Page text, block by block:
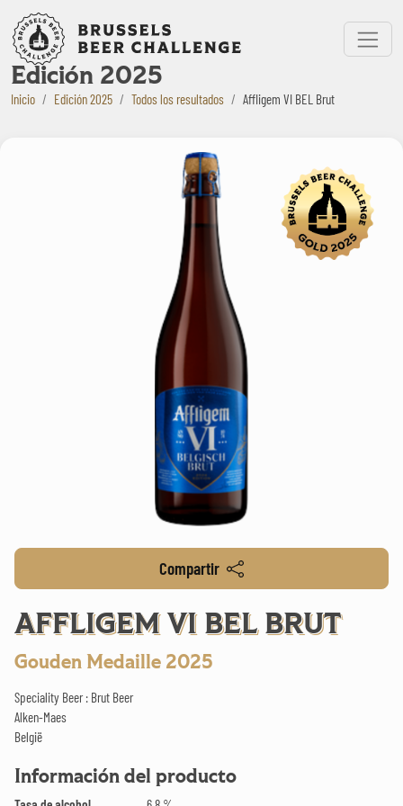
Bruxelles Beer Challenge
Menu
Edición 2025
Inicio Edición 2025 Todos los resultados Affligem VI BEL Brut
Compartir
AFFLIGEM VI BEL BRUT
Gouden Medaille 2025
Speciality Beer : Brut Beer
Alken-Maes
België
Información del producto